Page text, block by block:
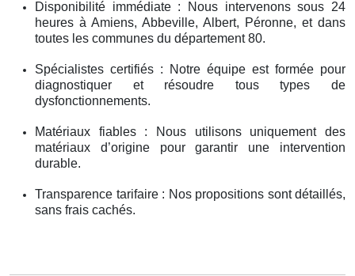
Disponibilité immédiate : Nous intervenons sous 24
heures à Amiens, Abbeville, Albert, Péronne, et dans
toutes les communes du département 80.
Spécialistes certifiés : Notre équipe est formée pour
diagnostiquer et résoudre tous types de
dysfonctionnements.
Matériaux fiables : Nous utilisons uniquement des
matériaux d’origine pour garantir une intervention
durable.
Transparence tarifaire : Nos propositions sont détaillés,
sans frais cachés.